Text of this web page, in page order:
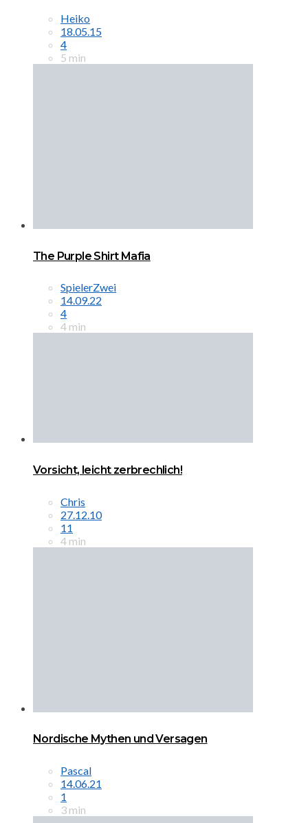
Heiko
18.05.15
4
5 min
The Purple Shirt Mafia
SpielerZwei
14.09.22
4
4 min
Vorsicht, leicht zerbrechlich!
Chris
27.12.10
11
4 min
Nordische Mythen und Versagen
Pascal
14.06.21
1
3 min